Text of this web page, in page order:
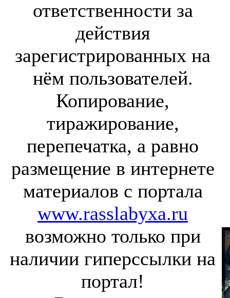
ответственности за
действия
зарегистрированных на
нём пользователей.
Копирование,
тиражирование,
перепечатка, а равно
размещение в интернете
материалов с портала
www.rasslabyxa.ru
возможно только при
наличии гиперссылки на
портал!